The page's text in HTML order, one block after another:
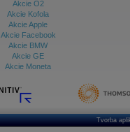
Akcie O2
Akcie Kofola
Akcie Apple
Akcie Facebook
Akcie BMW
Akcie GE
Akcie Moneta
Tvorba